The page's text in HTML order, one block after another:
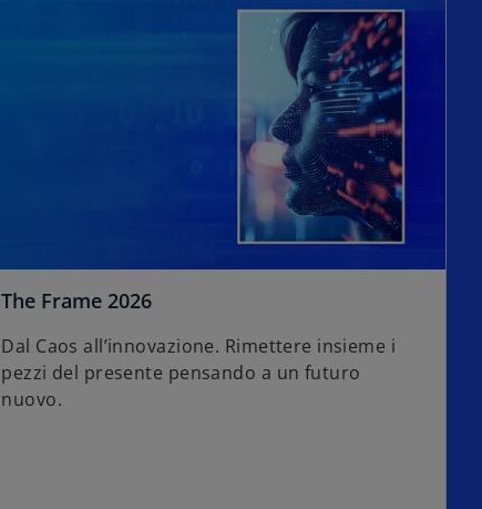
The Frame 2026
Dal Caos all’innovazione. Rimettere insieme i
pezzi del presente pensando a un futuro
nuovo.